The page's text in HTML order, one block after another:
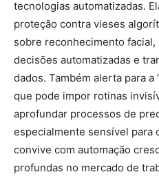
tecnologias automatizadas.
proteção contra vieses
sobre reconhecimento facial,
decisões automatizadas e
dados. Também alerta para a
que pode impor rotinas
aprofundar processos de
especialmente sensível para
convive com automação
profundas no mercado de